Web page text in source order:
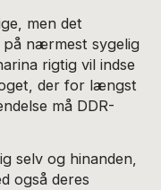
men det
på nærmest sygelig
rigtig vil indse
der for længst
må DDR-
selv og hinanden,
også deres